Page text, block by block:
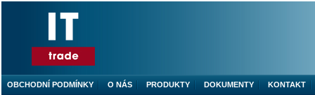
OBCHODNÍ PODMÍNKY O NÁS PRODUKTY DOKUMENTY KONTAKT